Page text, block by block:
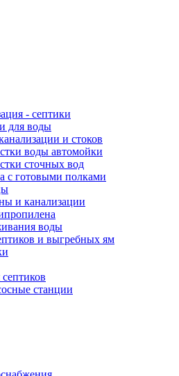
- септики
для воды
и стоков
воды автомойки
сточных вод
с готовыми полками
и канализации
воды
и выгребных ям
станции